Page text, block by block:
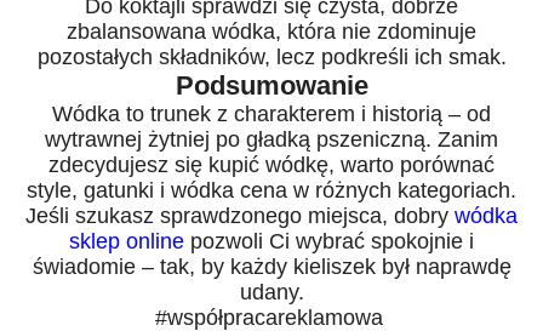
Do koktajli sprawdzi się czysta, dobrze
zbalansowana wódka, która nie zdominuje
pozostałych składników, lecz podkreśli ich smak.
Podsumowanie
Wódka to trunek z charakterem i historią – od
wytrawnej żytniej po gładką pszeniczną. Zanim
zdecydujesz się kupić wódkę, warto porównać
style, gatunki i wódka cena w różnych kategoriach.
Jeśli szukasz sprawdzonego miejsca, dobry wódka
sklep online pozwoli Ci wybrać spokojnie i
świadomie – tak, by każdy kieliszek był naprawdę
udany.
#współpracareklamowa